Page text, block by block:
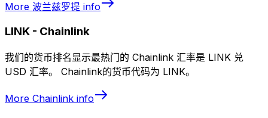
More 波兰兹罗提 info
LINK - Chainlink
我们的货币排名显示最热门的 Chainlink 汇率是 LINK 兑
USD 汇率。 Chainlink的货币代码为 LINK。
More Chainlink info